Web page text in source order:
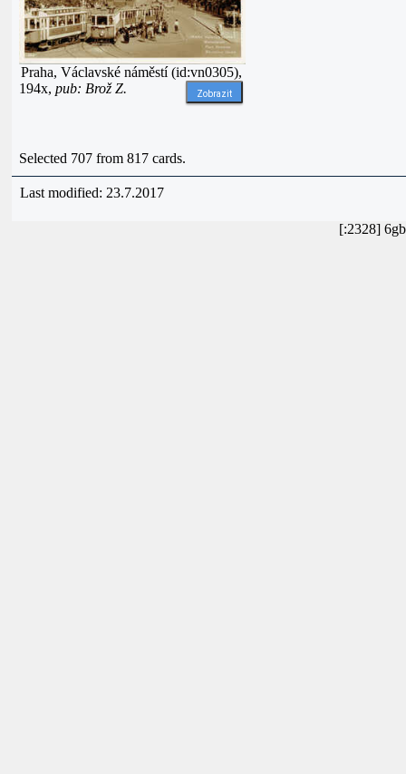
Praha, Václavské náměstí (id:vn0305),
194x, pub: Brož Z. Zobrazit
Selected 707 from 817 cards.
Last modified: 23.7.2017
[:2328]